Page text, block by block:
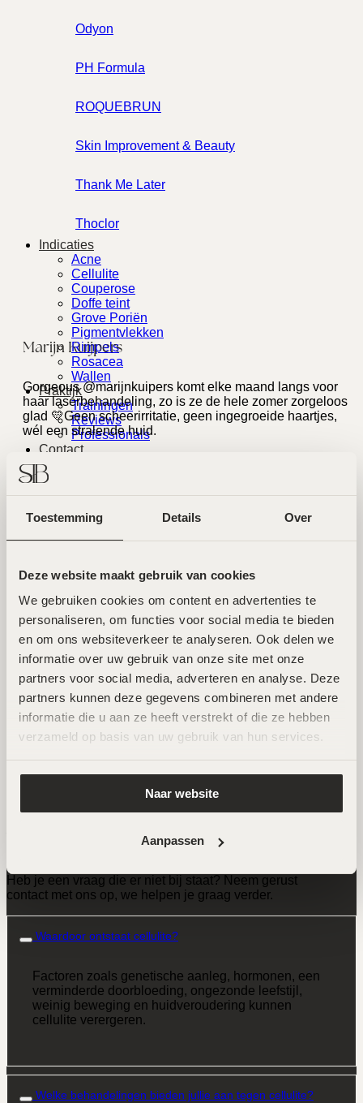
Toestemming Details Over
Deze website maakt gebruik van cookies
We gebruiken cookies om content en advertenties te
personaliseren, om functies voor social media te bieden
en om ons websiteverkeer te analyseren. Ook delen we
informatie over uw gebruik van onze site met onze
partners voor social media, adverteren en analyse. Deze
partners kunnen deze gegevens combineren met andere
informatie die u aan ze heeft verstrekt of die ze hebben
verzameld op basis van uw gebruik van hun services.
Naar website
Aanpassen
Odyon
PH Formula
ROQUEBRUN
Skin Improvement & Beauty
Thank Me Later
Thoclor
Indicaties
Acne
Cellulite
Couperose
Doffe teint
Grove Poriën
Pigmentvlekken
Rimpels
Rosacea
Wallen
Praktijk
Trainingen
Reviews
Professionals
Contact
Acties
Geen producten in de winkelwagen.
TERUG NAAR WINKEL
Zoeken
Marijn Kuijpers
Gorgeous @marijnkuipers komt elke maand langs voor
haar laserbehandeling, zo is ze de hele zomer zorgeloos
glad 💛Geen scheerirritatie, geen ingegroeide haartjes,
wél een stralende huid.
Veelgestelde Vragen
Heb je een vraag die er niet bij staat? Neem gerust
contact met ons op, we helpen je graag verder.
Waardoor ontstaat cellulite?
Factoren zoals genetische aanleg, hormonen, een
verminderde doorbloeding, ongezonde leefstijl,
weinig beweging en huidveroudering kunnen
cellulite verergeren.
Welke behandelingen bieden jullie aan tegen cellulite?